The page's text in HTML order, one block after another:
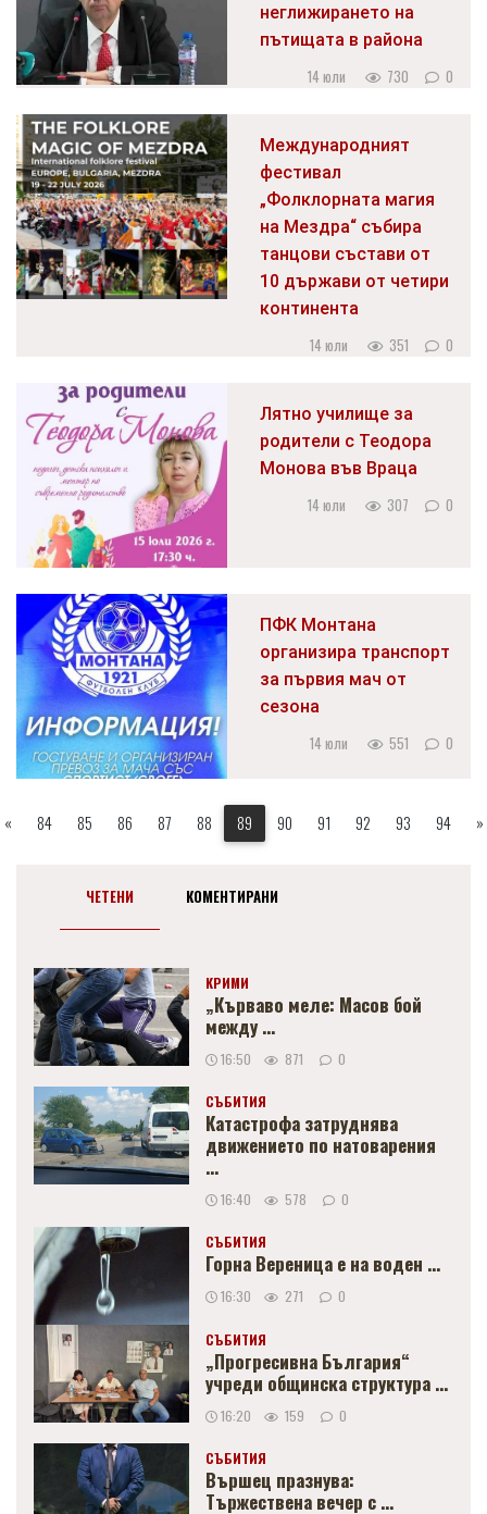
неглижирането на
пътищата в района
14 юли 730 0
Международният
фестивал
„Фолклорната магия
на Мездра“ събира
танцови състави от
10 държави от четири
континента
14 юли 351 0
Лятно училище за
родители с Теодора
Монова във Враца
14 юли 307 0
ПФК Монтана
организира транспорт
за първия мач от
сезона
14 юли 551 0
« 84 85 86 87 88 89 90 91 92 93 94 »
ЧЕТЕНИ КОМЕНТИРАНИ
КРИМИ
„Кърваво меле: Масов бой
между ...
16:50 871 0
СЪБИТИЯ
Катастрофа затруднява
движението по натоварения
...
16:40 578 0
СЪБИТИЯ
Горна Вереница е на воден ...
16:30 271 0
СЪБИТИЯ
„Прогресивна България“
учреди общинска структура ...
16:20 159 0
СЪБИТИЯ
Вършец празнува:
Тържествена вечер с ...